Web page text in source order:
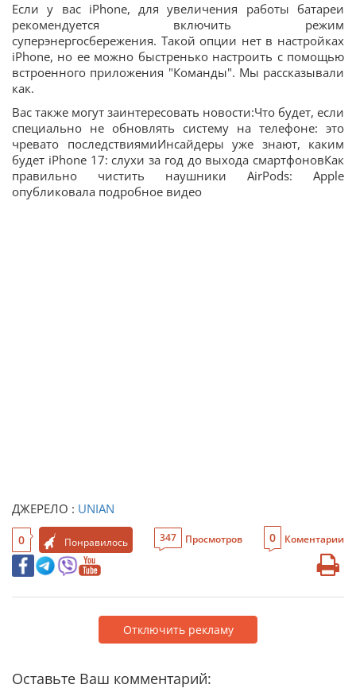
Если у вас iPhone, для увеличения работы батареи
рекомендуется включить режим
суперэнергосбережения. Такой опции нет в настройках
iPhone, но ее можно быстренько настроить с помощью
встроенного приложения "Команды". Мы рассказывали
как.
Вас также могут заинтересовать новости:Что будет, если
специально не обновлять систему на телефоне: это
чревато последствиямиИнсайдеры уже знают, каким
будет iPhone 17: слухи за год до выхода смартфоновКак
правильно чистить наушники AirPods: Apple
опубликовала подробное видео
ДЖЕРЕЛО : UNIAN
0 Понравилось 347 Просмотров 0 Коментарии
Отключить рекламу
Оставьте Ваш комментарий: